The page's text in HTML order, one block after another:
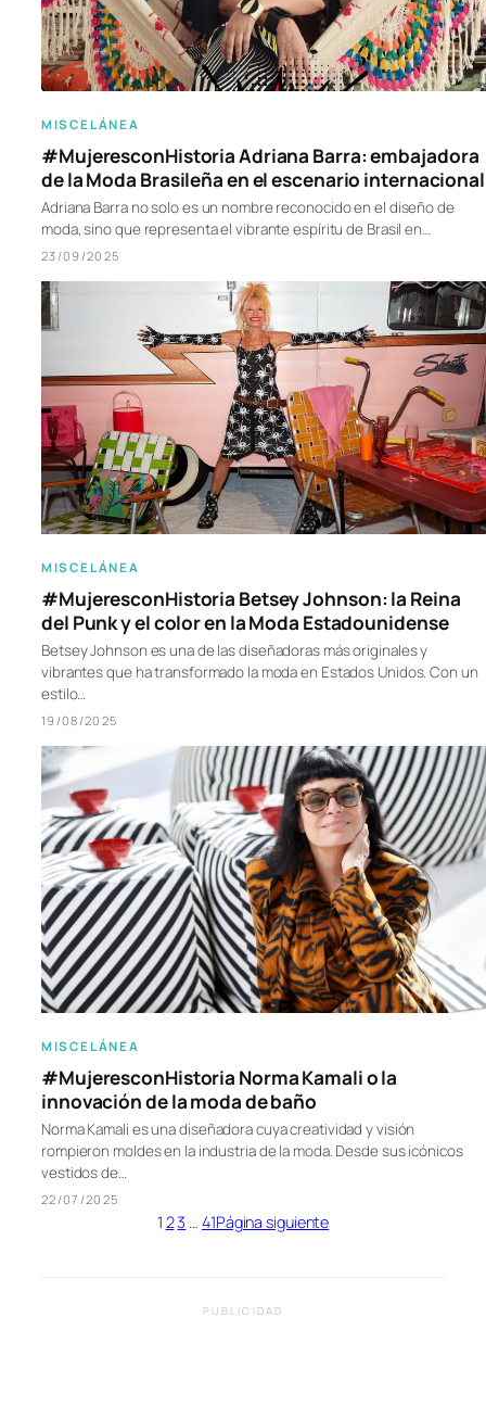
MISCELÁNEA
#MujeresconHistoria Adriana Barra: embajadora
de la Moda Brasileña en el escenario internacional
Adriana Barra no solo es un nombre reconocido en el diseño de
moda, sino que representa el vibrante espíritu de Brasil en…
23/09/2025
MISCELÁNEA
#MujeresconHistoria Betsey Johnson: la Reina
del Punk y el color en la Moda Estadounidense
Betsey Johnson es una de las diseñadoras más originales y
vibrantes que ha transformado la moda en Estados Unidos. Con un
estilo…
19/08/2025
MISCELÁNEA
#MujeresconHistoria Norma Kamali o la
innovación de la moda de baño
Norma Kamali es una diseñadora cuya creatividad y visión
rompieron moldes en la industria de la moda. Desde sus icónicos
vestidos de…
22/07/2025
1 23 … 41Página siguiente
PUBLICIDAD